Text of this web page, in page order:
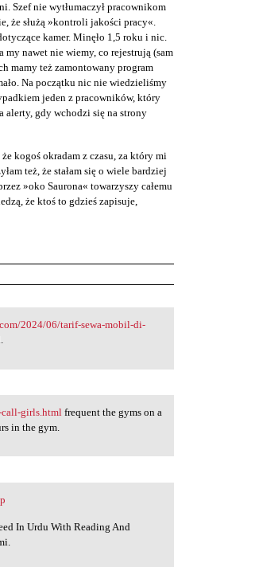
Szef nie wytłumaczył pracownikom
że służą »kontroli jakości pracy«.
kamer. Minęło 1,5 roku i nic.
my nawet nie wiemy, co rejestrują (sam
mamy też zamontowany program
Na początku nic nie wiedzieliśmy
jeden z pracowników, który
alerty, gdy wchodzi się na strony
kogoś okradam z czasu, za który mi
też, że stałam się o wiele bardziej
»oko Saurona« towarzyszy całemu
że ktoś to gdzieś zapisuje,
2024/06/tarif-sewa-mobil-di-
girls.html frequent the gyms on a
in the gym.
In Urdu With Reading And